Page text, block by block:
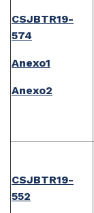
CSJBTR19-
574
Anexo1
Anexo2
CSJBTR19-
552